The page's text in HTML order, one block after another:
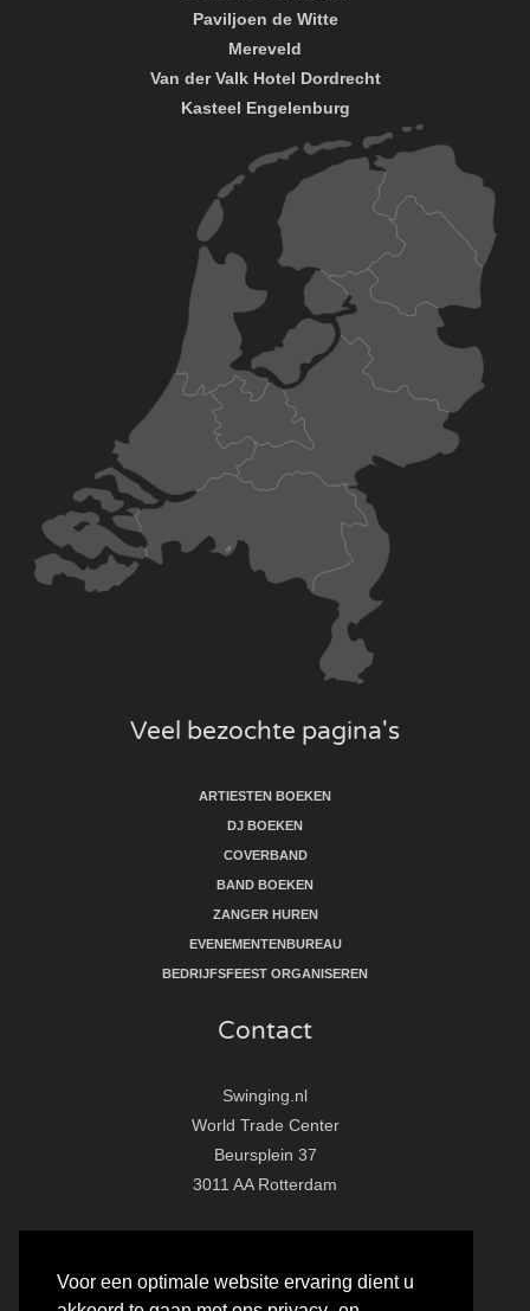
Voor een optimale website ervaring dient u
Paviljoen de Witte
Mereveld
Van der Valk Hotel Dordrecht
Kasteel Engelenburg
Veel bezochte pagina's
ARTIESTEN BOEKEN
DJ BOEKEN
COVERBAND
BAND BOEKEN
ZANGER HUREN
EVENEMENTENBUREAU
BEDRIJFSFEEST ORGANISEREN
Contact
Swinging.nl
World Trade Center
Beursplein 37
3011 AA Rotterdam
E:
info@swinging.nl